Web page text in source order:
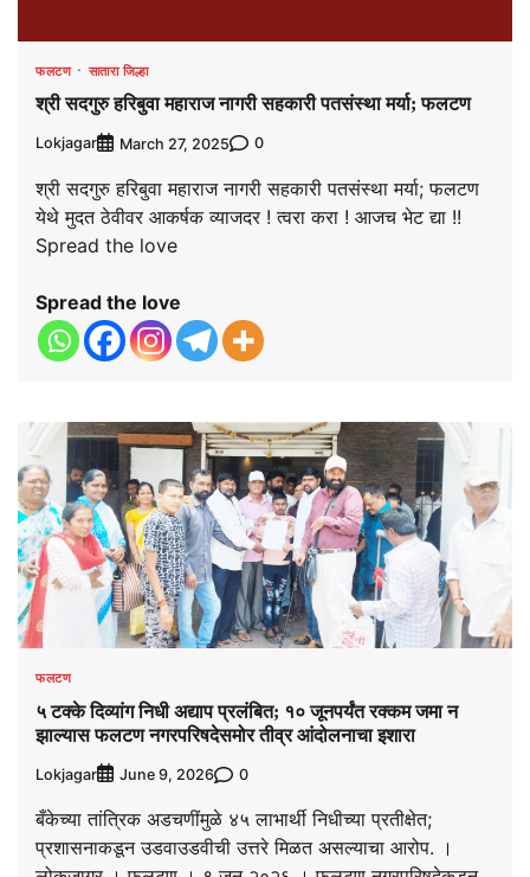
फलटण सातारा जिल्हा
श्री सदगुरु हरिबुवा महाराज नागरी सहकारी पतसंस्था मर्या; फलटण
Lokjagar March 27, 2025 0
श्री सदगुरु हरिबुवा महाराज नागरी सहकारी पतसंस्था मर्या; फलटण
येथे मुदत ठेवीवर आकर्षक व्याजदर ! त्वरा करा ! आजच भेट द्या !!
Spread the love
Spread the love
फलटण
५ टक्के दिव्यांग निधी अद्याप प्रलंबित; १० जूनपर्यंत रक्कम जमा न
झाल्यास फलटण नगरपरिषदेसमोर तीव्र आंदोलनाचा इशारा
Lokjagar June 9, 2026 0
बँकेच्या तांत्रिक अडचणींमुळे ४५ लाभार्थी निधीच्या प्रतीक्षेत;
प्रशासनाकडून उडवाउडवीची उत्तरे मिळत असल्याचा आरोप. ।